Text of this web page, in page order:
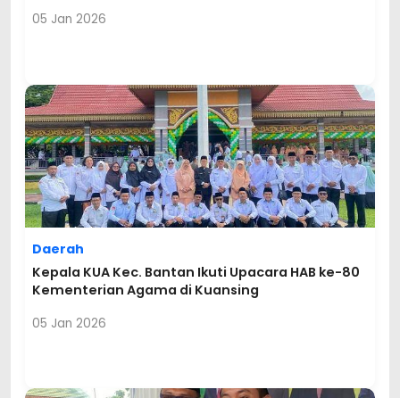
05 Jan 2026
Daerah
Kepala KUA Kec. Bantan Ikuti Upacara HAB ke-80
Kementerian Agama di Kuansing
05 Jan 2026